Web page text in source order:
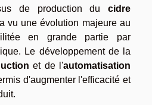
de production du cidre
vu une évolution majeure au
en grande partie par
Le développement de la
et de l'automatisation
d'augmenter l'efficacité et